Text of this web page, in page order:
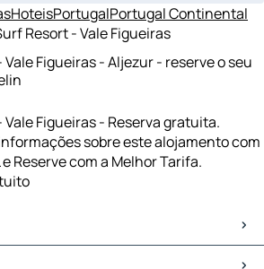
HoteisPortugalPortugal Continental
Resort - Vale Figueiras
Figueiras - Aljezur - reserve o seu
Vale Figueiras - Reserva gratuita.
sobre este alojamento com
Reserve com a Melhor Tarifa.